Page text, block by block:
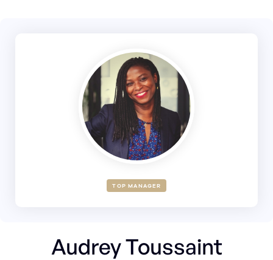
TOP MANAGER
Audrey Toussaint